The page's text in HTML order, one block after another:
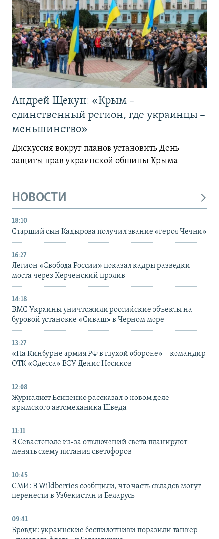
Андрей Щекун: «Крым –
единственный регион, где украинцы –
меньшинство»
Дискуссия вокруг планов установить День
защиты прав украинской общины Крыма
НОВОСТИ
18:10
Старший сын Кадырова получил звание «героя Чечни»
16:27
Легион «Свобода России» показал кадры разведки
моста через Керченский пролив
14:18
ВМС Украины уничтожили российские объекты на
буровой установке «Сиваш» в Черном море
13:27
«На Кинбурне армия РФ в глухой обороне» – командир
ОТК «Одесса» ВСУ Денис Носиков
12:08
Журналист Есипенко рассказал о новом деле
крымского автомеханика Шведа
11:11
В Севастополе из-за отключений света планируют
менять схему питания светофоров
10:45
СМИ: В Wildberries сообщили, что часть складов могут
перенести в Узбекистан и Беларусь
09:41
Бровди: украинские беспилотники поразили танкер